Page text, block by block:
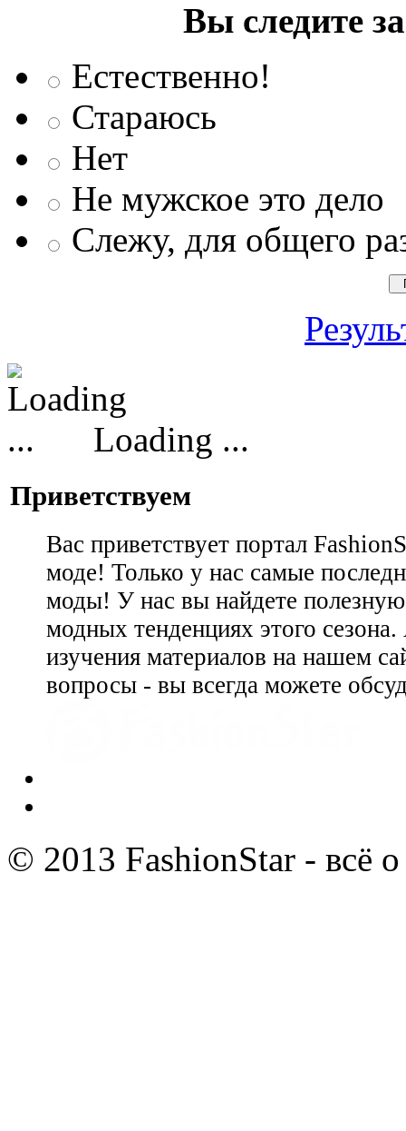
Вы следите
Естественно!
Стараюсь
Нет
Не мужское это дело
Слежу, для общего
Loading ...
Приветствуем
Вас приветствует портал
моде! Только у нас самые
моды! У нас вы найдете
модных тенденциях этого
изучения материалов на нашем
вопросы - вы всегда можете
© 2013 FashionStar - всё